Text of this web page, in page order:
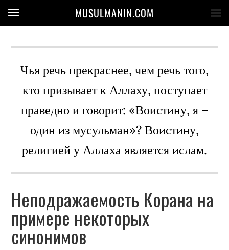
Чья речь прекраснее, чем речь того,
кто призывает к Аллаху, поступает
праведно и говорит: «Воистину, я –
один из мусульман»? Воистину,
религией у Аллаха является ислам.
Неподражаемость Корана на
примере некоторых
синонимов
MUSULMANIN.COM